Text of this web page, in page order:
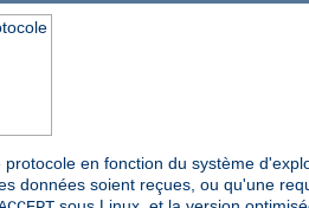
en fonction du système
données soient reçues, ou qu'une